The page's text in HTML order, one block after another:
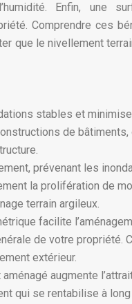
Enfin, une
Comprendre ces
que le nivellement
stables et
de
prévenant les
la prolifération de
terrain argileux.
facilite
de votre propriété.
extérieur.
augmente
qui se rentabilise à